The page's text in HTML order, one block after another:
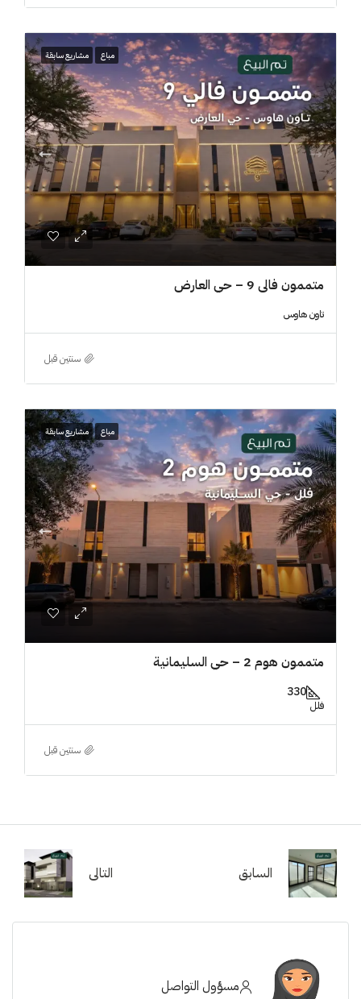
مباع مشاريع سابقة
متممون فالي 9 – حي العارض
تاون هاوس
‏سنتين قبل
مباع مشاريع سابقة
متممون هوم 2 – حي السليمانية
330
فلل
‏سنتين قبل
السابق التالى
مسؤول التواصل